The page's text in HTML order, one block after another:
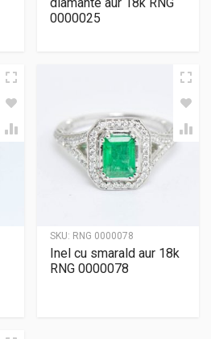
0000025
SKU: RNG 0000078
Inel cu smarald aur 18k
RNG 0000078